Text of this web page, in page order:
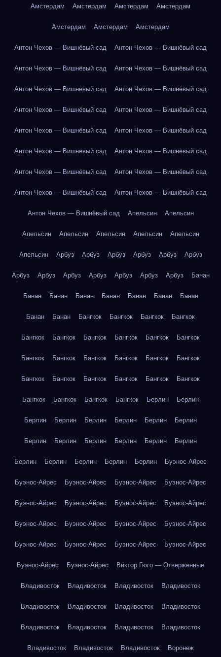
Амстердам Амстердам Амстердам Амстердам
Амстердам Амстердам Амстердам
Антон Чехов — Вишнёвый сад Антон Чехов — Вишнёвый сад
Антон Чехов — Вишнёвый сад Антон Чехов — Вишнёвый сад
Антон Чехов — Вишнёвый сад Антон Чехов — Вишнёвый сад
Антон Чехов — Вишнёвый сад Антон Чехов — Вишнёвый сад
Антон Чехов — Вишнёвый сад Антон Чехов — Вишнёвый сад
Антон Чехов — Вишнёвый сад Антон Чехов — Вишнёвый сад
Антон Чехов — Вишнёвый сад Антон Чехов — Вишнёвый сад
Антон Чехов — Вишнёвый сад Антон Чехов — Вишнёвый сад
Антон Чехов — Вишнёвый сад Апельсин Апельсин
Апельсин Апельсин Апельсин Апельсин Апельсин
Апельсин Арбуз Арбуз Арбуз Арбуз Арбуз Арбуз
Арбуз Арбуз Арбуз Арбуз Арбуз Арбуз Арбуз Банан
Банан Банан Банан Банан Банан Банан Банан
Банан Банан Бангкок Бангкок Бангкок Бангкок
Бангкок Бангкок Бангкок Бангкок Бангкок Бангкок
Бангкок Бангкок Бангкок Бангкок Бангкок Бангкок
Бангкок Бангкок Бангкок Бангкок Бангкок Бангкок
Бангкок Бангкок Бангкок Бангкок Берлин Берлин
Берлин Берлин Берлин Берлин Берлин Берлин
Берлин Берлин Берлин Берлин Берлин Берлин
Берлин Берлин Берлин Берлин Берлин Буэнос-Айрес
Буэнос-Айрес Буэнос-Айрес Буэнос-Айрес Буэнос-Айрес
Буэнос-Айрес Буэнос-Айрес Буэнос-Айрес Буэнос-Айрес
Буэнос-Айрес Буэнос-Айрес Буэнос-Айрес Буэнос-Айрес
Буэнос-Айрес Буэнос-Айрес Буэнос-Айрес Буэнос-Айрес
Буэнос-Айрес Буэнос-Айрес Виктор Гюго — Отверженные
Владивосток Владивосток Владивосток Владивосток
Владивосток Владивосток Владивосток Владивосток
Владивосток Владивосток Владивосток Владивосток
Владивосток Владивосток Владивосток Воронеж